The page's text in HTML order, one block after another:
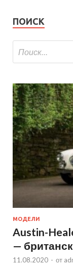
ПОИСК
МОДЕЛИ
Austin-
—
11.08.2020 - от